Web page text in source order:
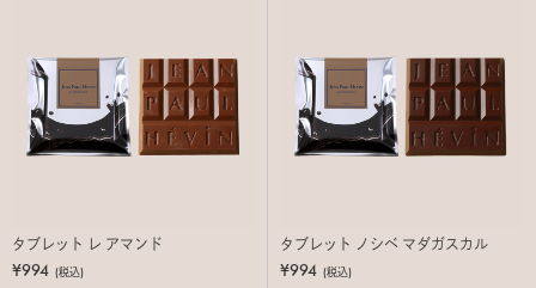
タブレット レ アマンド
¥994 (税込)
タブレット ノシベ マダガスカル
¥994 (税込)